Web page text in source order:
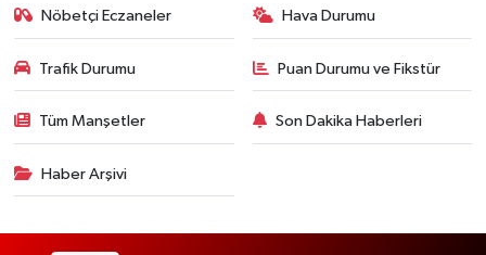
Nöbetçi Eczaneler Hava Durumu
Trafik Durumu Puan Durumu ve Fikstür
Tüm Manşetler Son Dakika Haberleri
Haber Arşivi